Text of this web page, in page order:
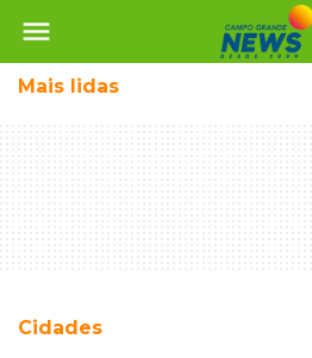
menu
Mais lidas
Cidades